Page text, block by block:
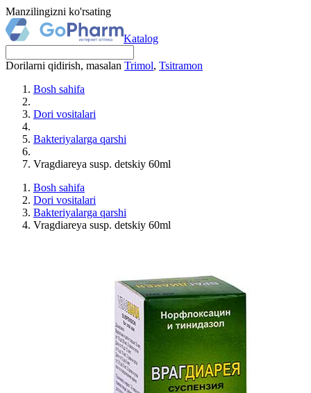
Manzilingizni ko'rsating
Katalog
Dorilarni qidirish, masalan Trimol, Tsitramon
Bosh sahifa
Dori vositalari
Bakteriyalarga qarshi
Vragdiareya susp. detskiy 60ml
Bosh sahifa
Dori vositalari
Bakteriyalarga qarshi
Vragdiareya susp. detskiy 60ml